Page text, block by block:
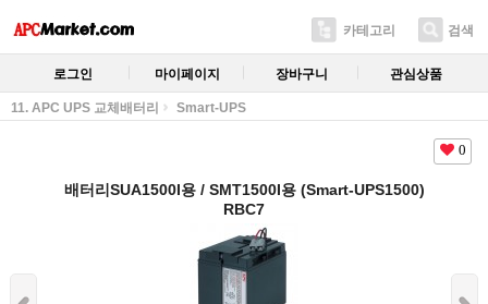
카테고리 검색
로그인 마이페이지 장바구니 관심상품
11. APC UPS 교체배터리 Smart-UPS
0
배터리SUA1500I용 / SMT1500I용 (Smart-UPS1500)
RBC7